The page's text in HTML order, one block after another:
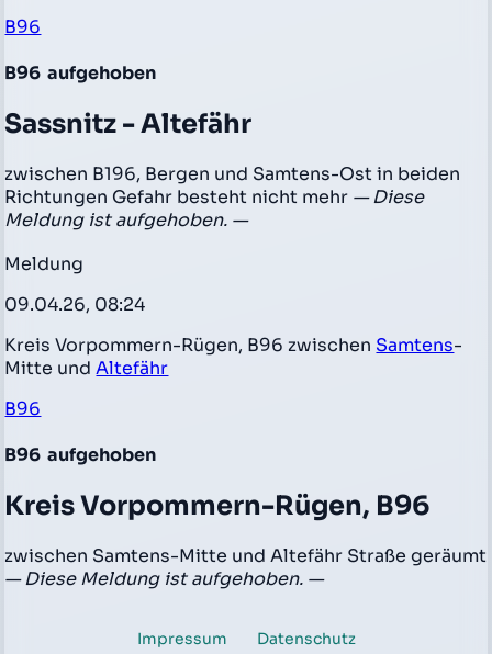
B96
B96 aufgehoben
Sassnitz - Altefähr
zwischen B196, Bergen und Samtens-Ost in beiden
Richtungen Gefahr besteht nicht mehr — Diese
Meldung ist aufgehoben. —
Meldung
09.04.26, 08:24
Kreis Vorpommern-Rügen, B96 zwischen Samtens-
Mitte undAltefähr
B96
B96 aufgehoben
Kreis Vorpommern-Rügen, B96
zwischen Samtens-Mitte und Altefähr Straße geräumt
— Diese Meldung ist aufgehoben. —
Impressum Datenschutz